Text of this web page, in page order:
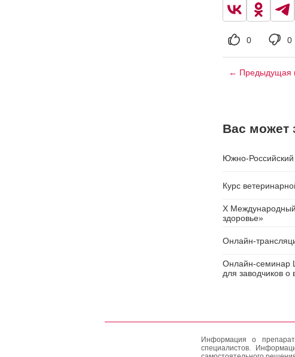
0 0
← Предыдущая
Вас может
Южно-
Курс
X
здоровье»
Онлайн-
Онлайн-семинар
для заводчиков о
Информация о
специалистов.